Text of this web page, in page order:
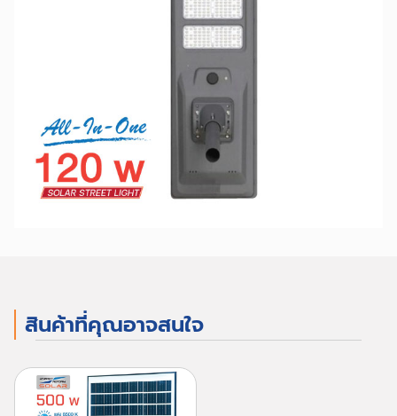
สินค้าที่คุณอาจสนใจ